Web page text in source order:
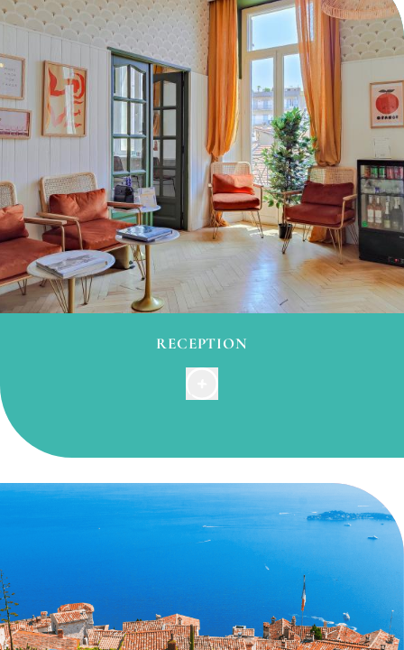
marmellate, miele, yogurt e succhi di frutta
biologici. Abbiamo opzioni di latte senza glutine e a
base vegetale.
Servizio in camera : Godetevi la colazione nel
comfort del vostro appartamento. È composta da
pane, dolci, una bevanda calda (tè, caffè,
cioccolata), succo d'arancia, yogurt, accompagnati
da burro, marmellata e Nutella.
RECEPTION
La nostra reception è aperta tutti i giorni
ore su 24 al numero
abbiamo una serie diservizi extradisponibili
gratuitamente su richiesta, come diversi tipi di
cuscini, stoviglie extra, kit di prodotti per l'igiene,
è al sicuro con noi se
desiderate lasciarlo con noi mentre aspettate che la
vostra camera sia pronta o dopo aver fatto il check-
out. Affidatevi al nostro team di accoglienza come a
un AMMI ( un amico!). Saranno a vostra disposizione